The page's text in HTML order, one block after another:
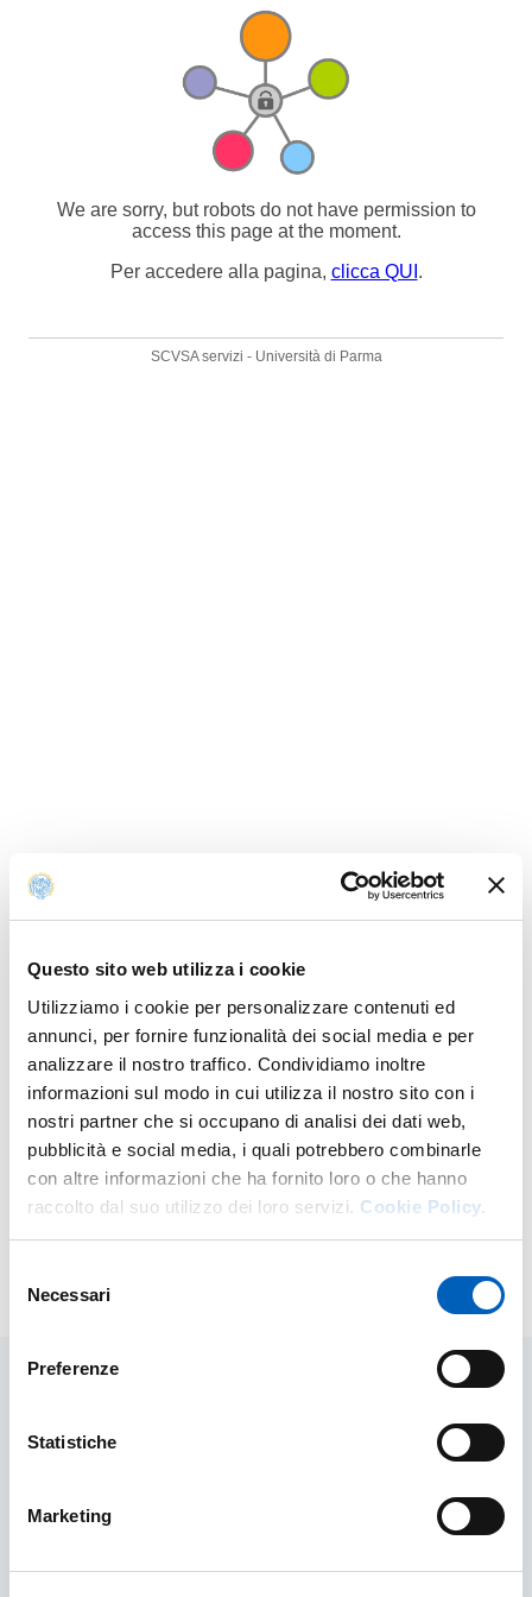
Questo sito web utilizza i cookie
Utilizziamo i cookie per personalizzare contenuti ed
annunci, per fornire funzionalità dei social media e per
analizzare il nostro traffico. Condividiamo inoltre
informazioni sul modo in cui utilizza il nostro sito con i
nostri partner che si occupano di analisi dei dati web,
pubblicità e social media, i quali potrebbero combinarle
con altre informazioni che ha fornito loro o che hanno
raccolto dal suo utilizzo dei loro servizi. Cookie Policy.
delNecessari
Preferenze
Statistiche
Marketing
Modified on
Related contents
Strumentazione e infrastrutture